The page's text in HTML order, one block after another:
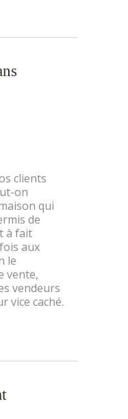
clients
on
qui
de
à fait
aux
le
vente,
vendeurs
vice caché.